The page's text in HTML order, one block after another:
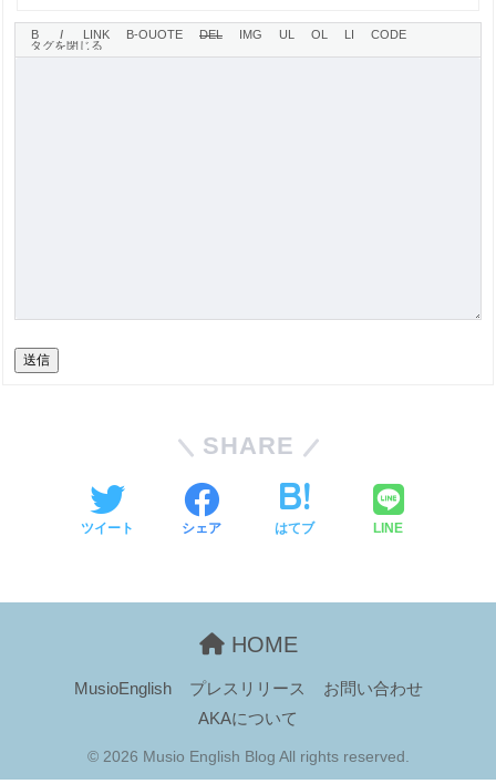
送信
SHARE
ツイート シェア はてブ LINE
HOME
MusioEnglish プレスリリース
お問い合わせ
AKAについて
© 2026 Musio English Blog All rights reserved.